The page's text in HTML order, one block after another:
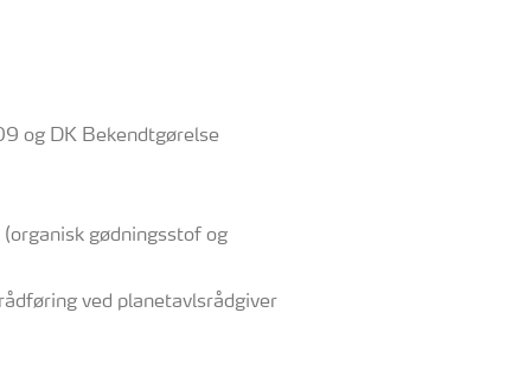
og DK Bekendtgørelse
gødningsstof og
ved planetavlsrådgiver